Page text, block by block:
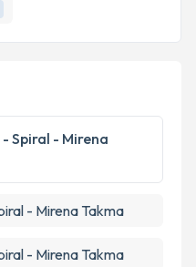
Spiral - Mirena
- Mirena Takma
- Mirena Takma